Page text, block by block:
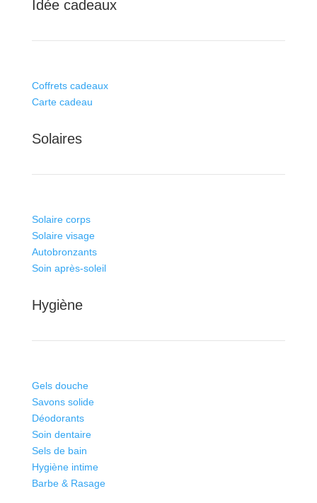
Idée cadeaux
Coffrets cadeaux
Carte cadeau
Solaires
Solaire corps
Solaire visage
Autobronzants
Soin après-soleil
Hygiène
Gels douche
Savons solide
Déodorants
Soin dentaire
Sels de bain
Hygiène intime
Barbe & Rasage